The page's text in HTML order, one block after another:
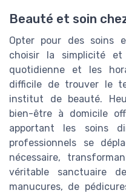
Beauté et soin
Opter pour des soins
choisir la simplicité et
quotidienne et les
difficile de trouver le
institut de beauté.
bien-être à domicile
apportant les soins
professionnels se
nécessaire,
véritable sanctuaire
manucures, de